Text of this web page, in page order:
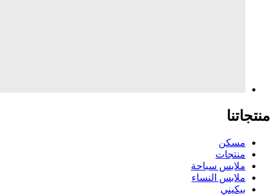
منتجاتنا
مسكن
منتجات
ملابس سباحة
ملابس النساء
بيكيني